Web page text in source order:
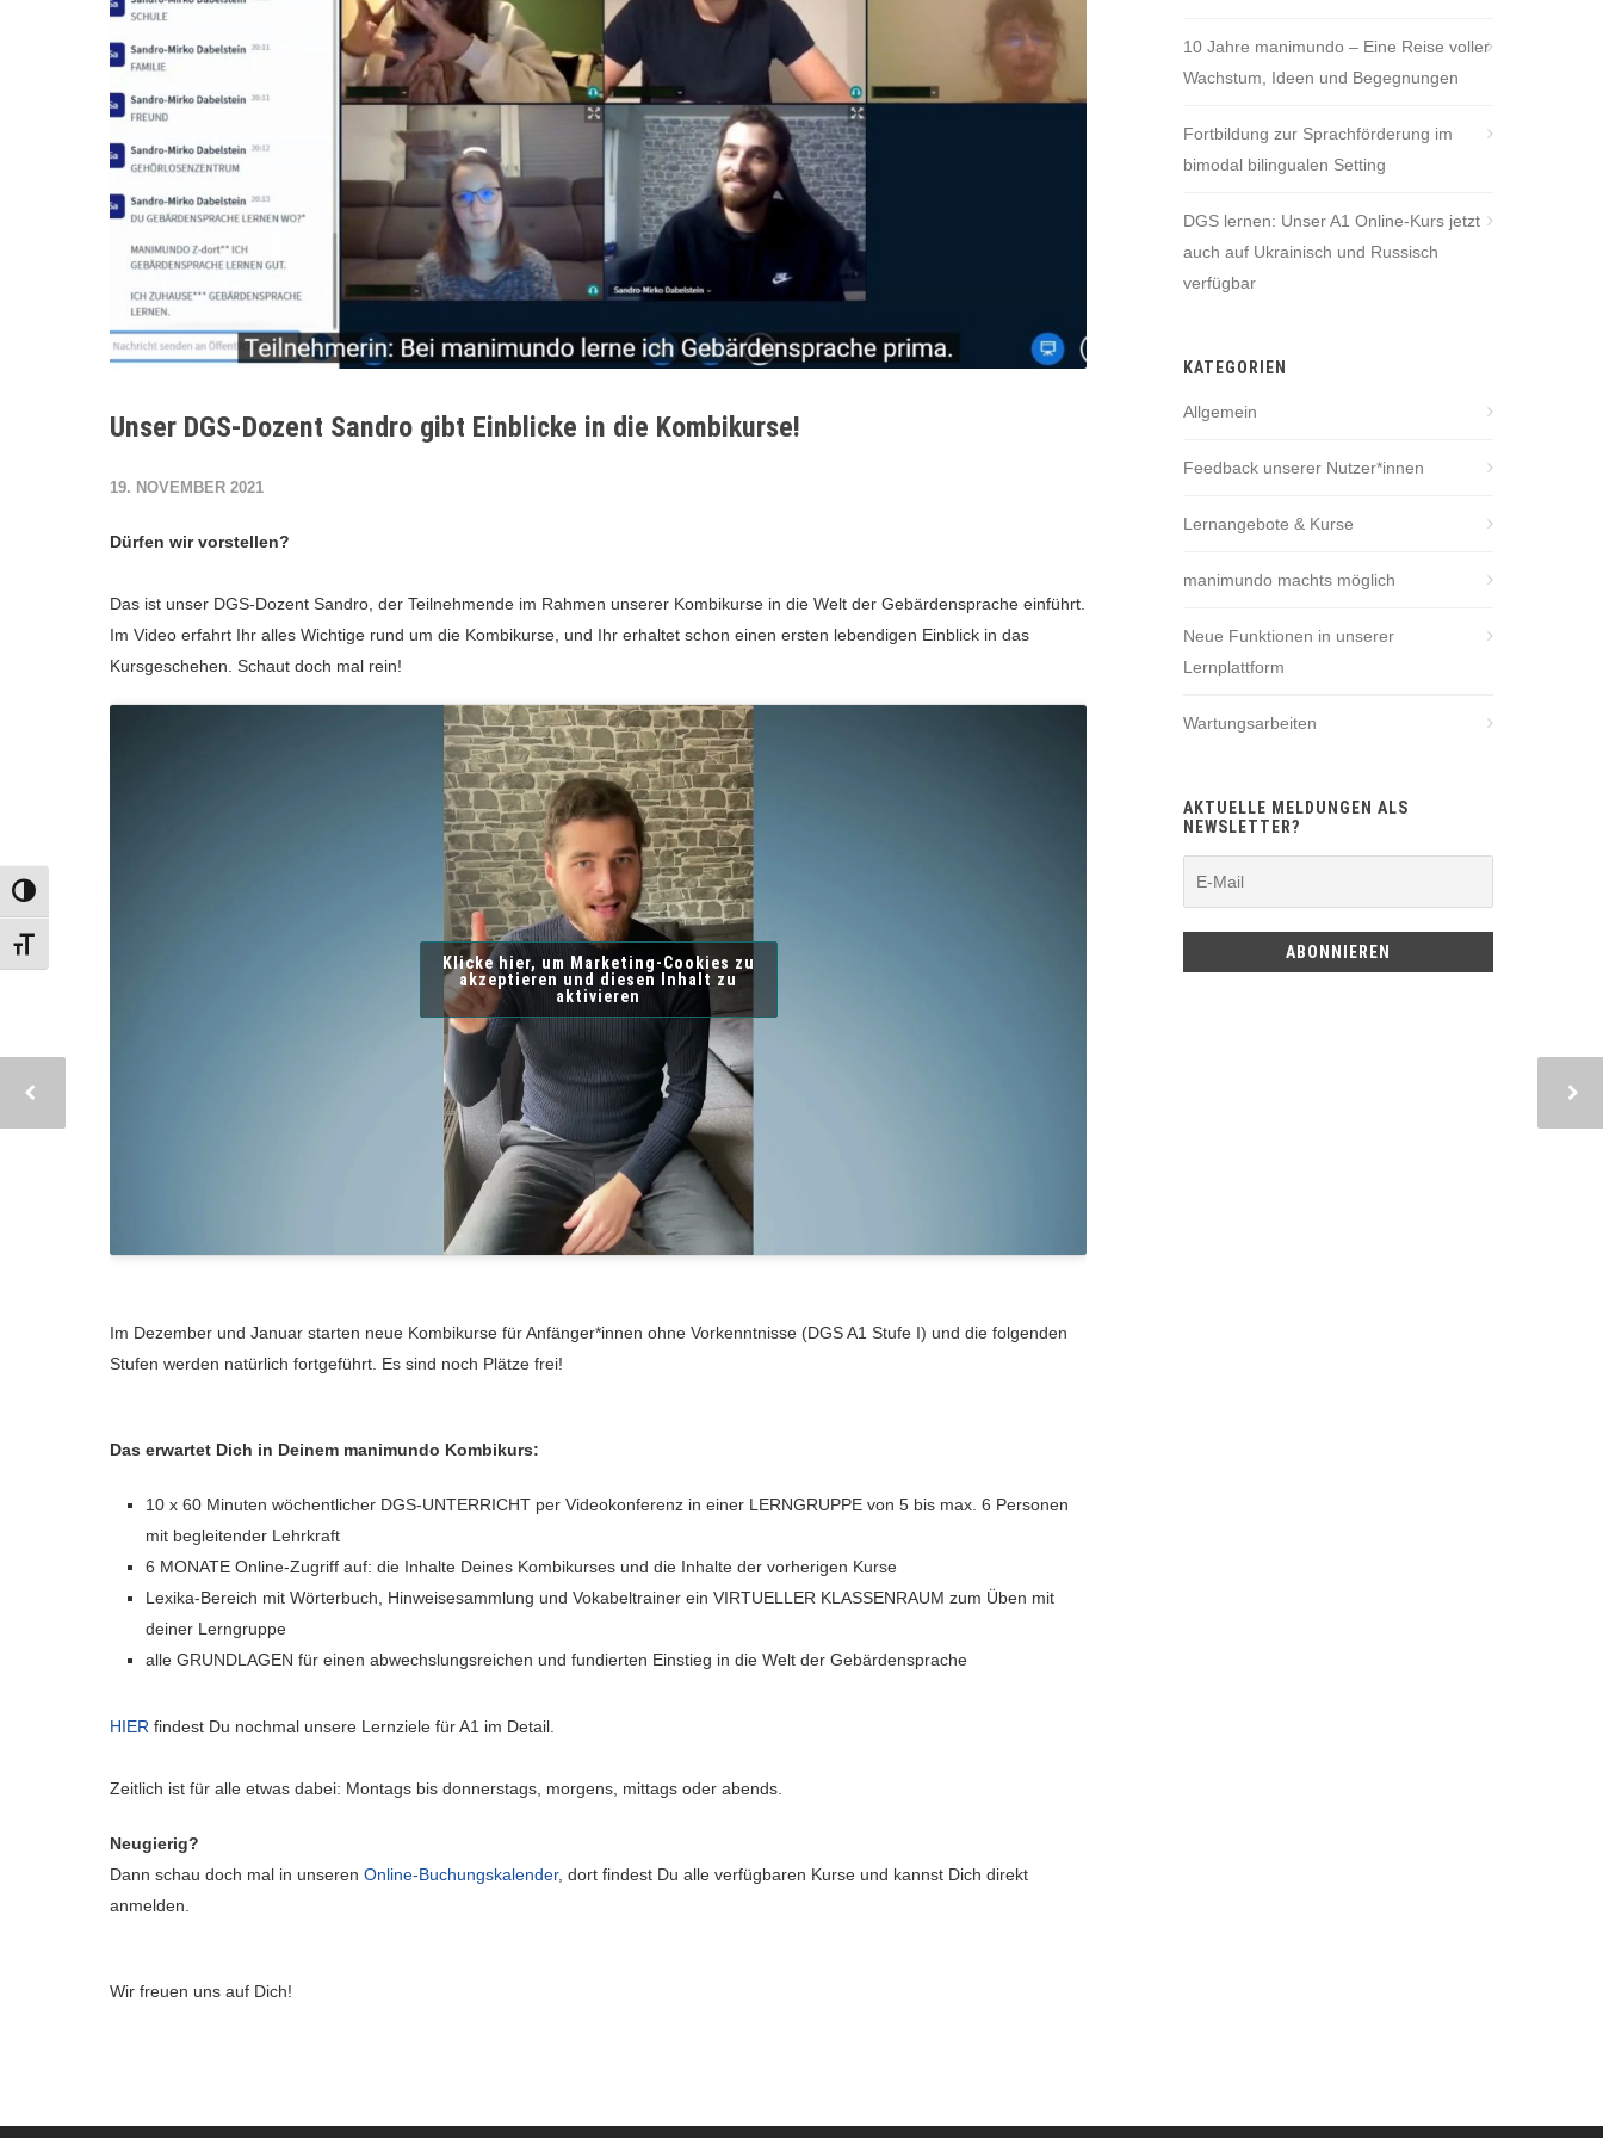
UMSCHALTEN AUF HOHE KONTRASTE
SCHRIFT VERGRÖSSERN
Unser DGS-Dozent Sandro gibt Einblicke in die Kombikurse!
19. NOVEMBER 2021
Dürfen wir vorstellen?
Das ist unser DGS-Dozent Sandro, der Teilnehmende im Rahmen unserer Kombikurse in die Welt der Gebärdensprache einführt.
Im Video erfahrt Ihr alles Wichtige rund um die Kombikurse, und Ihr erhaltet schon einen ersten lebendigen Einblick in das
Kursgeschehen. Schaut doch mal rein!
Klicke hier, um Marketing-Cookies zu
akzeptieren und diesen Inhalt zu
aktivieren
Im Dezember und Januar starten neue Kombikurse für Anfänger*innen ohne Vorkenntnisse (DGS A1 Stufe I) und die folgenden
Stufen werden natürlich fortgeführt. Es sind noch Plätze frei!
Das erwartet Dich in Deinem manimundo Kombikurs:
10 x 60 Minuten wöchentlicher DGS-UNTERRICHT per Videokonferenz in einer LERNGRUPPE von 5 bis max. 6 Personen
mit begleitender Lehrkraft
6 MONATE Online-Zugriff auf: die Inhalte Deines Kombikurses und die Inhalte der vorherigen Kurse
Lexika-Bereich mit Wörterbuch, Hinweisesammlung und Vokabeltrainer ein VIRTUELLER KLASSENRAUM zum Üben mit
deiner Lerngruppe
alle GRUNDLAGEN für einen abwechslungsreichen und fundierten Einstieg in die Welt der Gebärdensprache
HIER findest Du nochmal unsere Lernziele für A1 im Detail.
Zeitlich ist für alle etwas dabei: Montags bis donnerstags, morgens, mittags oder abends.
Neugierig?
Dann schau doch mal in unseren Online-Buchungskalender, dort findest Du alle verfügbaren Kurse und kannst Dich direkt
anmelden.
Wir freuen uns auf Dich!
10 Jahre manimundo – Eine Reise voller
Wachstum, Ideen und Begegnungen
Fortbildung zur Sprachförderung im
bimodal bilingualen Setting
DGS lernen: Unser A1 Online-Kurs jetzt
auch auf Ukrainisch und Russisch
verfügbar
KATEGORIEN
Allgemein
Feedback unserer Nutzer*innen
Lernangebote & Kurse
manimundo machts möglich
Neue Funktionen in unserer
Lernplattform
Wartungsarbeiten
AKTUELLE MELDUNGEN ALS
NEWSLETTER?